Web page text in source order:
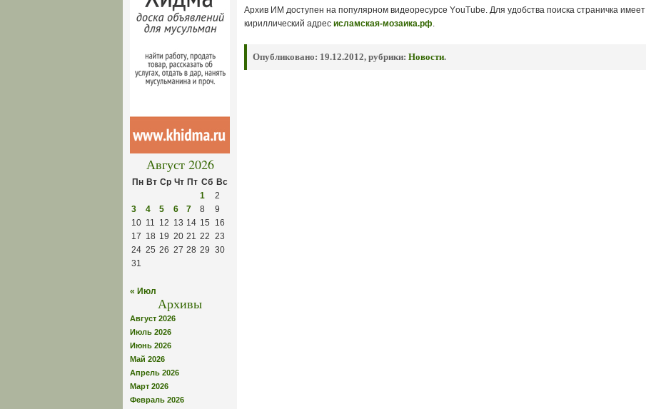
Август 2026
Пн Вт Ср Чт Пт Сб Вс
1
2
3
4 5 6 7 8
9
10 11 12 13 14 15
16
17 18 19 20 21 22 23
24 25 26 27 28 29 30
31
« Июл
Архивы
Август 2026
Июль 2026
Июнь 2026
Май 2026
Апрель 2026
Март 2026
Февраль 2026
Архив ИМ доступен на популярном видеоресурсе YоuTube. Для удобства поиска страничка имеет
кириллический адрес исламская-мозаика.рф.
Опубликовано: 19.12.2012, рубрики: Новости.